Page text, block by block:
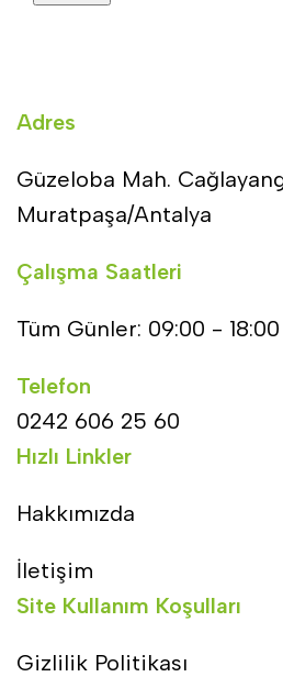
Adres
Güzeloba Mah.
Muratpaşa/Antalya
Çalışma Saatleri
Tüm Günler: 09:00 - 18:00
Telefon
0242 606 25 60
Hızlı Linkler
Hakkımızda
İletişim
Site Kullanım Koşulları
Gizlilik Politikası